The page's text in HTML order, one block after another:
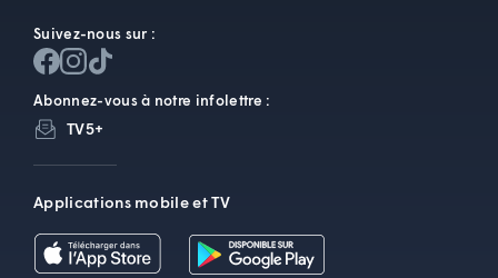
Suivez-nous sur :
Abonnez-vous à notre infolettre :
TV5+
Applications mobile et TV